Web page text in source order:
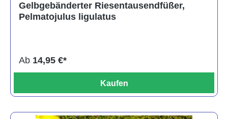
Gelbgebänderter Riesentausendfüßer,
Pelmatojulus ligulatus
Ab 14,95 €*
Kaufen